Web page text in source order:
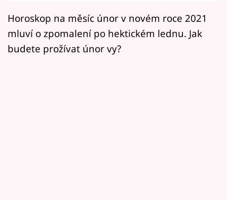
Sledujte nás
Horoskop na měsíc únor v novém roce 2021
mluví o zpomalení po hektickém lednu. Jak
budete prožívat únor vy?